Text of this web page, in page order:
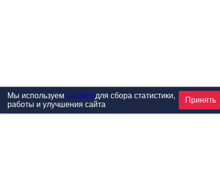
Мы используем cookiesдля сбора статистики,
работы и улучшения сайта
Принять